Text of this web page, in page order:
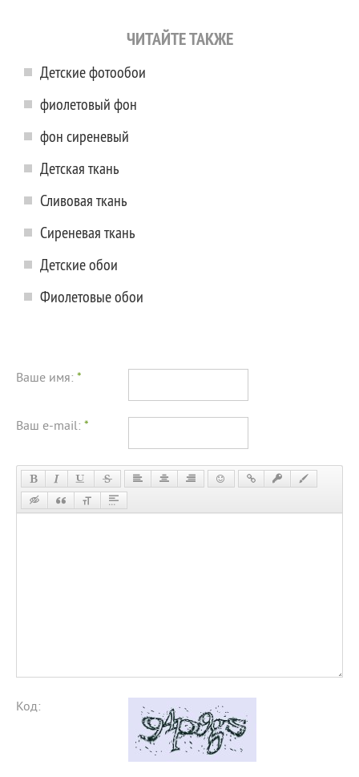
ЧИТАЙТЕ ТАКЖЕ
Детские фотообои
фиолетовый фон
фон сиреневый
Детская ткань
Сливовая ткань
Сиреневая ткань
Детские обои
Фиолетовые обои
Ваше имя: *
Ваш e-mail: *
Код: